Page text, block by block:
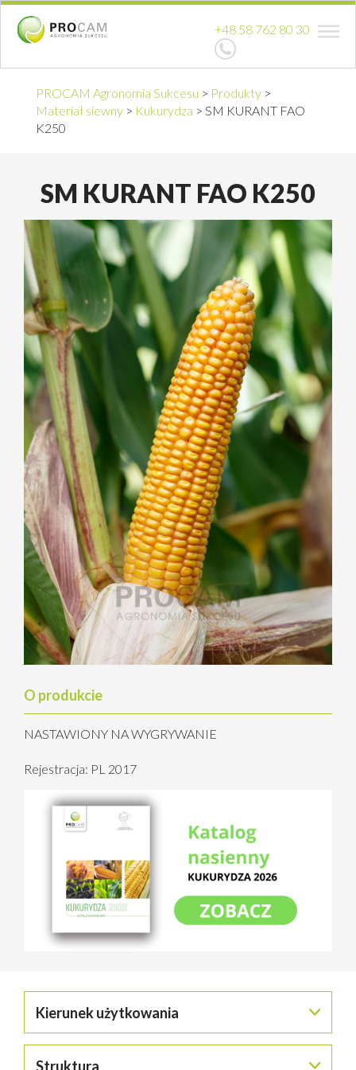
+48 58 762 80 30
PROCAM Agronomia Sukcesu > Produkty >
Materiał siewny > Kukurydza > SM KURANT FAO
K250
SM KURANT FAO K250
O produkcie
NASTAWIONY NA WYGRYWANIE
Rejestracja: PL 2017
Kierunek użytkowania
Struktura